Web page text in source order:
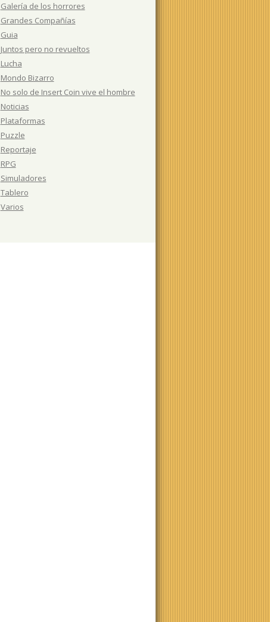
Galería de los horrores
Grandes Compañías
Guia
Juntos pero no revueltos
Lucha
Mondo Bizarro
No solo de Insert Coin vive el hombre
Noticias
Plataformas
Puzzle
Reportaje
RPG
Simuladores
Tablero
Varios